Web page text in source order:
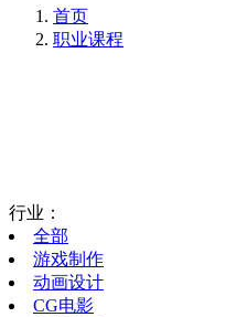
首页
职业课程
行业：
全部
游戏制作
动画设计
CG电影